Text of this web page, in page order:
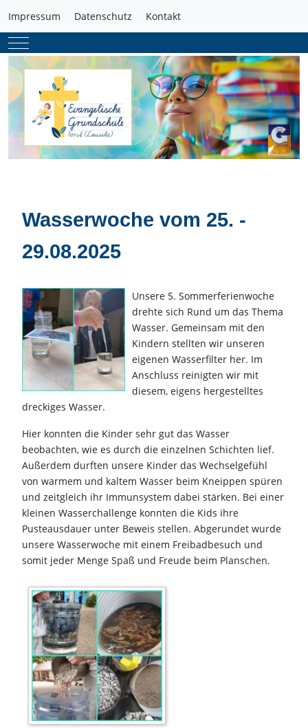
Impressum Datenschutz
Kontakt
Mobile Menu Toggle
Wasserwoche vom 25. -
29.08.2025
Unsere 5. Sommerferienwoche
drehte sich Rund um das Thema
Wasser. Gemeinsam mit den
Kindern stellten wir unseren
eigenen Wasserfilter her. Im
Anschluss reinigten wir mit
diesem, eigens hergestelltes
dreckiges Wasser.
Hier konnten die Kinder sehr gut das Wasser
beobachten, wie es durch die einzelnen Schichten lief.
Außerdem durften unsere Kinder das Wechselgefühl
von warmem und kaltem Wasser beim Kneippen spüren
und zeitgleich ihr Immunsystem dabei stärken. Bei einer
kleinen Wasserchallenge konnten die Kids ihre
Pusteausdauer unter Beweis stellen. Abgerundet wurde
unsere Wasserwoche mit einem Freibadbesuch und
somit jeder Menge Spaß und Freude beim Planschen.